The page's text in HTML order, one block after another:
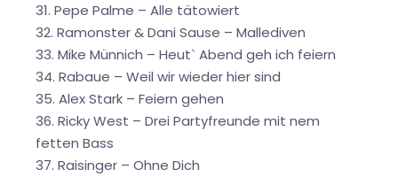
31. Pepe Palme – Alle tätowiert
32. Ramonster & Dani Sause – Mallediven
33. Mike Münnich – Heut` Abend geh ich feiern
34. Rabaue – Weil wir wieder hier sind
35. Alex Stark – Feiern gehen
36. Ricky West – Drei Partyfreunde mit nem
fetten Bass
37. Raisinger – Ohne Dich